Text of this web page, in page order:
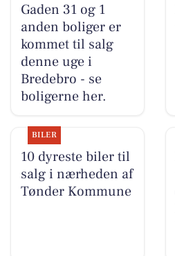
Gaden 31 og 1
anden boliger er
kommet til salg
denne uge i
Bredebro - se
boligerne her.
BILER
10 dyreste biler til
salg i nærheden af
Tønder Kommune